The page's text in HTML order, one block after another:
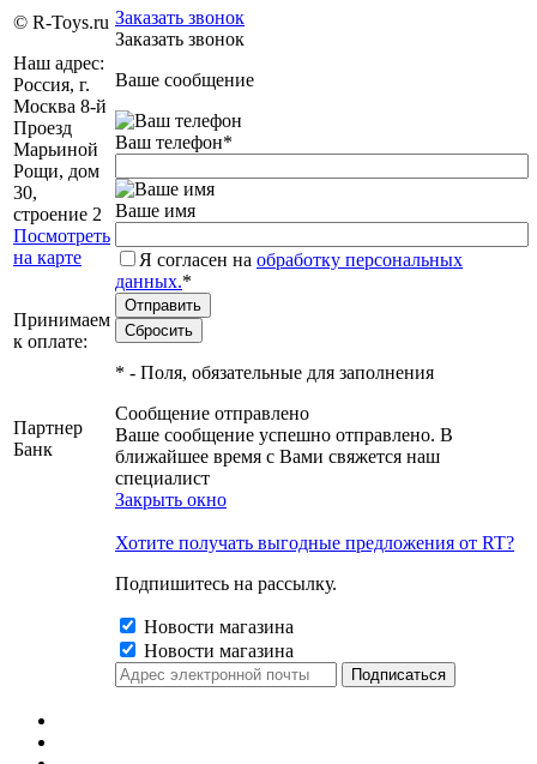
© R-Toys.ru
Наш адрес:
Россия, г.
Москва 8-й
Проезд
Марьиной
Рощи, дом
30,
строение 2
Посмотреть
на карте
Принимаем
к оплате:
Партнер
Банк
Заказать звонок
Заказать звонок
Ваше сообщение
Ваш телефон*
Ваше имя
Я согласен на обработку персональных
данных.*
* - Поля, обязательные для заполнения
Сообщение отправлено
Ваше сообщение успешно отправлено. В
ближайшее время с Вами свяжется наш
специалист
Закрыть окно
Хотите получать выгодные предложения от RT?
Подпишитесь на рассылку.
Новости магазина
Новости магазина